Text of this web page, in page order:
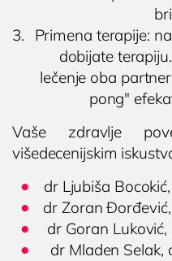
Primena terapije:
dobijate
lečenje oba
pong"
Vaše zdravlje
višedecenijskim
dr Ljubiša
dr Zoran
dr Goran
dr Mladen Selak,